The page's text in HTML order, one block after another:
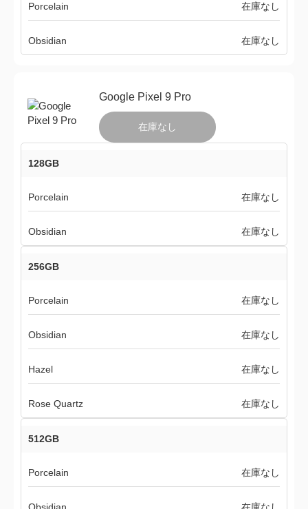
Porcelain 在庫なし
Obsidian 在庫なし
Google Pixel 9 Pro
在庫なし
128GB
Porcelain 在庫なし
Obsidian 在庫なし
256GB
Porcelain 在庫なし
Obsidian 在庫なし
Hazel 在庫なし
Rose Quartz 在庫なし
512GB
Porcelain 在庫なし